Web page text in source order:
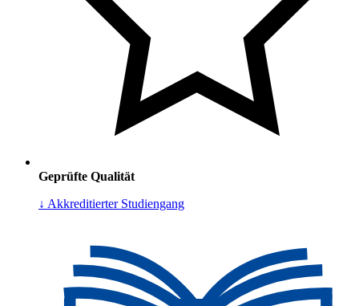
Geprüfte Qualität
↓ Akkreditierter Studiengang